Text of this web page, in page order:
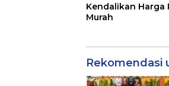
Kendalikan Harga
Murah
Rekomendasi